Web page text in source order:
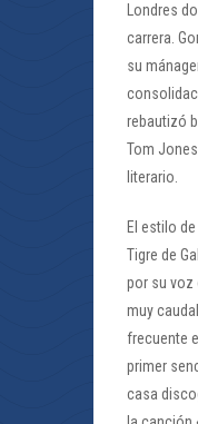
Londres
carrera.
su
rebautizó
Tom
literario.
El estilo
Tigre de
por su voz
muy
frecuente
primer
casa